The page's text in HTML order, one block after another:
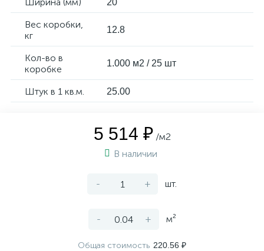
20
Вес коробки,
кг
12.8
Кол-во в
коробке
1.000 м2 / 25 шт
Штук в 1 кв.м. 25.00
5 514 ₽ /м2
В наличии
- + шт.
- + м²
Общая стоимость 220.56 ₽